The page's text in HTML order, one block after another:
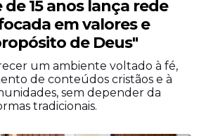
15 anos lança rede
em valores e
de Deus"
um ambiente voltado à fé,
de conteúdos cristãos e à
sem depender da
tradicionais.